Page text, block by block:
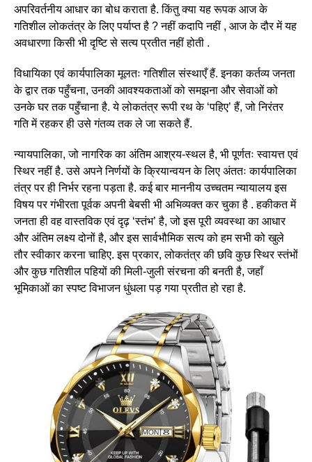
अपरिवर्तनीय आधार का बोध कराता है. किंतु क्या यह रूपक आज के
गतिशील लोकतंत्र के लिए पर्याप्त है ? नहीं कदापि नहीं , आज के दौर में यह
अवधारणा किसी भी दृष्टि से सत्य प्रतीत नहीं होती .
विधायिका एवं कार्यपालिका मूलतः गतिशील संस्थाएँ हैं. इनका कर्तव्य जनता
के द्वार तक पहुँचना, उनकी आवश्यकताओं को समझना और सेवाओं को
उनके घर तक पहुँचाना है. ये लोकतंत्र रूपी रथ के ‘पहिए’ हैं, जो निरंतर
गति में रहकर ही उसे गंतव्य तक ले जा सकते हैं.
न्यायपालिका, जो नागरिक का अंतिम आश्रय-स्थल है, भी पूर्णतः स्वायत्त एवं
स्थिर नहीं है. उसे अपने निर्णयों के क्रियान्वयन के लिए अंततः कार्यपालिका
तंत्र पर ही निर्भर रहना पड़ता है. कई बार माननीय उच्चतम न्यायालय इस
विषय पर गंभीरता पूर्वक अपनी बेबसी भी अभिव्यक्त कर चुका है . हकीकत में
जनता ही वह वास्तविक एवं दृढ़ ‘स्तंभ’ है, जो इस पूरी व्यवस्था का आधार
और अंतिम लक्ष्य दोनों है, और इस सार्वभौमिक सत्य को हम सभी को खुले
तौर स्वीकार करना चाहिए. इस प्रकार, लोकतंत्र की छवि कुछ स्थिर स्तंभों
और कुछ गतिशील पहियों की मिली-जुली संरचना की बनती है, जहाँ
भूमिकाओं का स्पष्ट विभाजन धुंधला पड़ गया प्रतीत हो रहा है.